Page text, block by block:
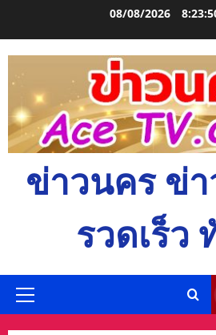
08/08/2026
ข่าวนคร ข่
รวดเร็ว
Primary